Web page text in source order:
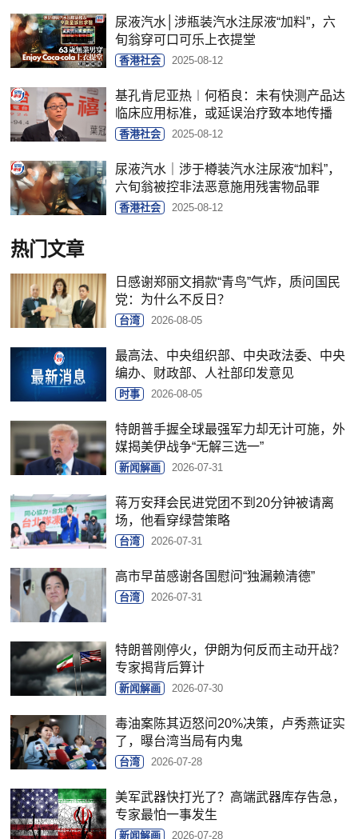
尿液汽水│涉瓶装汽水注尿液“加料”，六
旬翁穿可口可乐上衣提堂
香港社会 2025-08-12
基孔肯尼亚热︱何栢良：未有快测产品达
临床应用标准，或延误治疗致本地传播
香港社会 2025-08-12
尿液汽水｜涉于樽装汽水注尿液“加料”，
六旬翁被控非法恶意施用残害物品罪
香港社会 2025-08-12
热门文章
日感谢郑丽文捐款“青鸟”气炸，质问国民
党：为什么不反日？
台湾 2026-08-05
最高法、中央组织部、中央政法委、中央
编办、财政部、人社部印发意见
时事 2026-08-05
特朗普手握全球最强军力却无计可施，外
媒揭美伊战争“无解三选一”
新闻解画 2026-07-31
蒋万安拜会民进党团不到20分钟被请离
场，他看穿绿营策略
台湾 2026-07-31
高市早苗感谢各国慰问“独漏赖清德”
台湾 2026-07-31
特朗普刚停火，伊朗为何反而主动开战？
专家揭背后算计
新闻解画 2026-07-30
毒油案陈其迈怒问20%决策，卢秀燕证实
了，曝台湾当局有内鬼
台湾 2026-07-28
美军武器快打光了？高端武器库存告急，
专家最怕一事发生
新闻解画 2026-07-28